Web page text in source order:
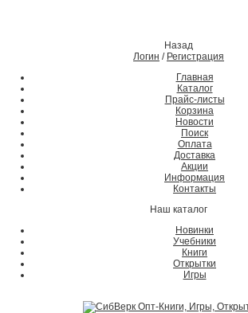
Назад
Логин / Регистрация
Главная
Каталог
Прайс-листы
Корзина
Новости
Поиск
Оплата
Доставка
Акции
Информация
Контакты
Наш каталог
Новинки
Учебники
Книги
Открытки
Игры